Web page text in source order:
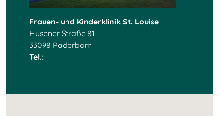
Frauen- und Kinderklinik St. Louise
Husener Straße 81
33098 Paderborn
Tel.: